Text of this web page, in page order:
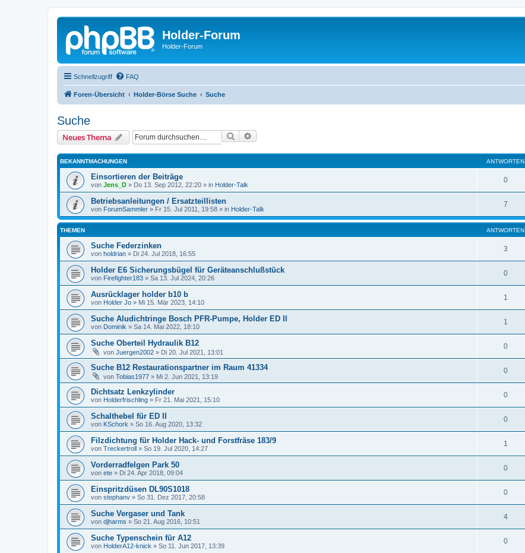
Holder-Forum
Holder-Forum
Schnellzugriff FAQ
Foren-Übersicht Holder-Börse Suche Suche
Suche
Neues Thema Suche
BEKANNTMACHUNGEN ANTWORTEN
Einsortieren der Beiträge
von Jens_D » Do 13. Sep 2012, 22:20 » in Holder-Talk
0
Betriebsanleitungen / Ersatzteillisten
von ForumSammler » Fr 15. Jul 2011, 19:58 » in Holder-Talk
7
THEMEN ANTWORTEN
Suche Federzinken
von holdrian » Di 24. Jul 2018, 16:55
3
Holder E6 Sicherungsbügel für Geräteanschlußstück
von Firefighter183 » Sa 13. Jul 2024, 20:26
0
Ausrücklager holder b10 b
von Holder Jo » Mi 15. Mär 2023, 14:10
1
Suche Aludichtringe Bosch PFR-Pumpe, Holder ED II
von Dominik » Sa 14. Mai 2022, 18:10
1
Suche Oberteil Hydraulik B12
von Juergen2002 » Di 20. Jul 2021, 13:01
0
Suche B12 Restaurationspartner im Raum 41334
von Tobias1977 » Mi 2. Jun 2021, 13:19
0
Dichtsatz Lenkzylinder
von Holderfrischling » Fr 21. Mai 2021, 15:10
0
Schalthebel für ED II
von KSchork » So 16. Aug 2020, 13:32
0
Filzdichtung für Holder Hack- und Forstfräse 183/9
von Treckertroll » So 19. Jul 2020, 14:27
1
Vorderradfelgen Park 50
von ete » Di 24. Apr 2018, 09:04
0
Einspritzdüsen DL90S1018
von stephanv » So 31. Dez 2017, 20:58
0
Suche Vergaser und Tank
von djharms » So 21. Aug 2016, 10:51
4
Suche Typenschein für A12
von HolderA12-knick » So 11. Jun 2017, 13:39
0